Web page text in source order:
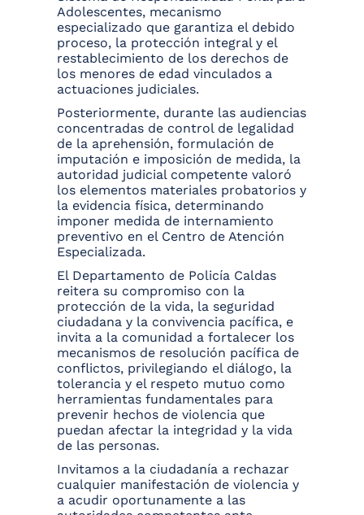
Adolescentes, mecanismo
especializado que garantiza el debido
proceso, la protección integral y el
restablecimiento de los derechos de
los menores de edad vinculados a
actuaciones judiciales.
Posteriormente, durante las audiencias
concentradas de control de legalidad
de la aprehensión, formulación de
imputación e imposición de medida, la
autoridad judicial competente valoró
los elementos materiales probatorios y
la evidencia física, determinando
imponer medida de internamiento
preventivo en el Centro de Atención
Especializada.
El Departamento de Policía Caldas
reitera su compromiso con la
protección de la vida, la seguridad
ciudadana y la convivencia pacífica, e
invita a la comunidad a fortalecer los
mecanismos de resolución pacífica de
conflictos, privilegiando el diálogo, la
tolerancia y el respeto mutuo como
herramientas fundamentales para
prevenir hechos de violencia que
puedan afectar la integridad y la vida
de las personas.
Invitamos a la ciudadanía a rechazar
cualquier manifestación de violencia y
a acudir oportunamente a las